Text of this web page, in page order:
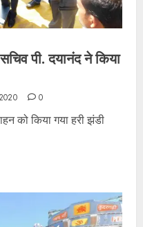
पी. दयानंद ने किया
0
को किया गया हरी झंडी